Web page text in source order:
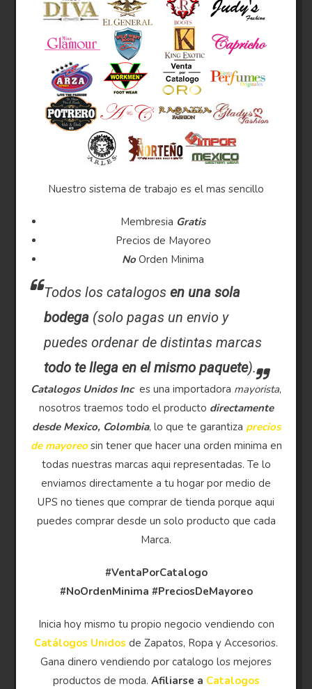
Nuestro sistema de trabajo es el mas sencillo
Membresia Gratis
Precios de Mayoreo
No Orden Minima
Todos los catalogosen una sola
bodega (solo pagas un envio y
puedes ordenar de distintas marcas
todo te llega en el mismo paquete).
Catalogos Unidos Inc es una importadora mayorista,
nosotros traemos todo el producto directamente
desde Mexico, Colombia, lo que te garantiza precios
de mayoreosin tener que hacer una orden minima en
todas nuestras marcas aqui representadas. Te lo
enviamos directamente a tu hogar por medio de
UPS no tienes que comprar de tienda porque aqui
puedes comprar desde un solo producto que cada
Marca.
#VentaPorCatalogo
#NoOrdenMinima #PreciosDeMayoreo
Inicia hoy mismo tu propio negocio vendiendo con
Catálogos Unidos de Zapatos, Ropa y Accesorios.
Gana dinero vendiendo por catalogo los mejores
productos de moda. Afiliarse a Catalogos